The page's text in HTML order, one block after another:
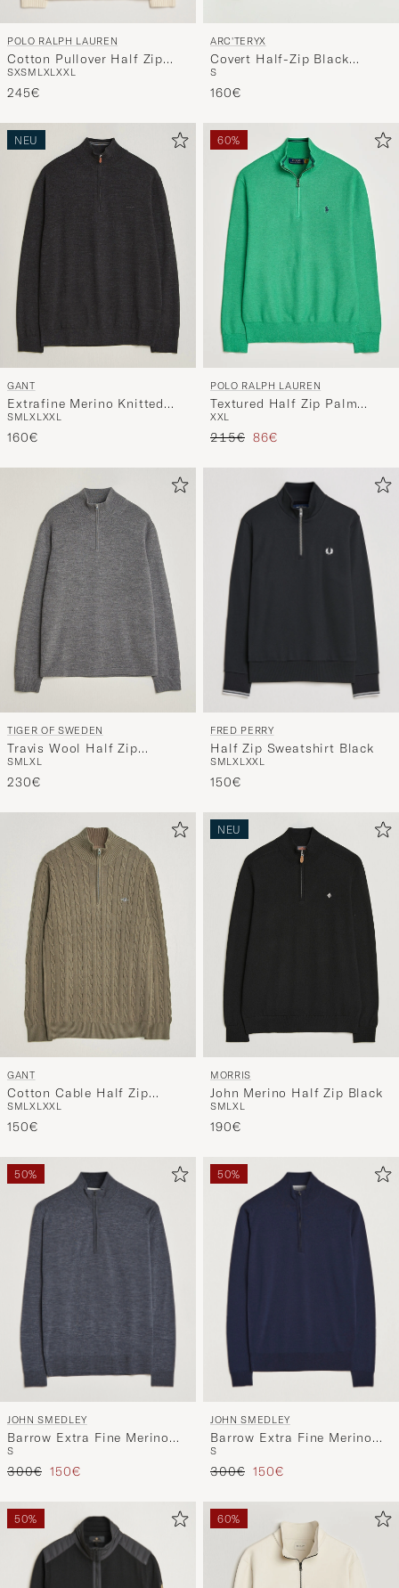
POLO RALPH LAUREN
Cotton Pullover Half Zip
Andover Cream
SXSM LXLXXL
245€
ARC'TERYX
Covert Half-Zip Black
Heather
S
160€
NEU
GANT
Extrafine Merino Knitted
Half Zip Dark Charcoal
Melange
SMLXLXXL
160€
60%
POLO RALPH LAUREN
Textured Half Zip Palm
Green Heather
XXL
Regulärer Preis
215€ Reduzierter Preis
86€
TIGER OF SWEDEN
Travis Wool Half Zip
Concrete Melange
SMLXL
230€
FRED PERRY
Half Zip Sweatshirt Black
SMLXLXXL
150€
GANT
Cotton Cable Half Zip
Faded Taupe
SMLXLXXL
150€
NEU
MORRIS
John Merino Half Zip Black
SMLXL
190€
50%
JOHN SMEDLEY
Barrow Extra Fine Merino
Half Zip Charcoal
S
Regulärer Preis
300€ Reduzierter Preis
150€
50%
JOHN SMEDLEY
Barrow Extra Fine Merino
Half Zip Midnight
S
Regulärer Preis
300€ Reduzierter Preis
150€
50% 60%